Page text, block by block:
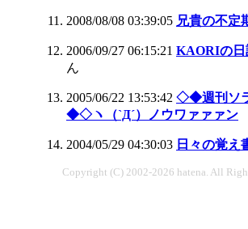
2008/08/08 03:39:05 兄貴の不定
2006/09/27 06:15:21 KAORIの日
ん
2005/06/22 13:53:42 ◇◆週刊ソ
◆◇ヽ（`Д´）ノウワァァァン
2004/05/29 04:30:03 日々の覚え
Copyright (C) 2002-2026 hatena. All